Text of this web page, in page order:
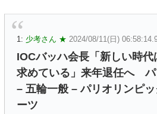
1: 少考さん ★ 2024/08/11(日)
IOCバッハ会長「新しい時
求めている」来年退任へ パ
– 五輪一般 – パリオリンピ
ーツ